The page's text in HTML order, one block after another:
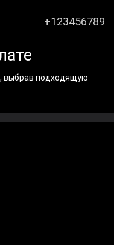
+123456789
выбрав подходящую